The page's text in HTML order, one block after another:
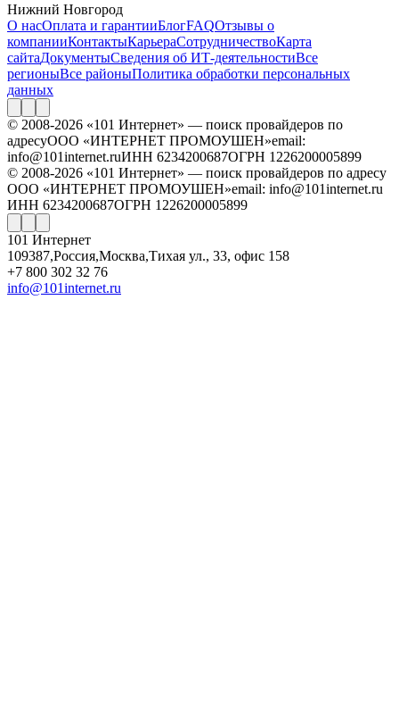
Нижний Новгород
О насОплата и гарантииБлогFAQОтзывы о
компанииКонтактыКарьераСотрудничествоКарта
сайтаДокументыСведения об ИТ-деятельностиВсе
регионыВсе районыПолитика обработки персональных
данных
© 2008-2026 «101 Интернет» — поиск провайдеров по
адресуООО «ИНТЕРНЕТ ПРОМОУШЕН»email:
info@101internet.ruИНН 6234200687ОГРН 1226200005899
© 2008-2026 «101 Интернет» — поиск провайдеров по адресу
ООО «ИНТЕРНЕТ ПРОМОУШЕН»email: info@101internet.ru
ИНН 6234200687ОГРН 1226200005899
101 Интернет
109387,Россия,Москва,Тихая ул., 33, офис 158
+7 800 302 32 76
info@101internet.ru